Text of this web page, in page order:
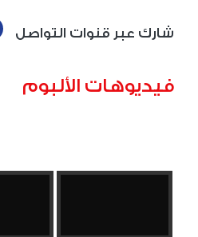
شارك عبر قنوات التواصل
فيديوهات الألبوم